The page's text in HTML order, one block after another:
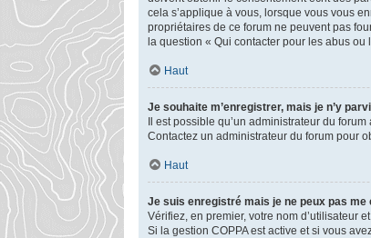
cela s’applique à vous, lorsque vous vous
propriétaires de ce forum ne peuvent pas
la question « Qui contacter pour les abus
Haut
Je souhaite m’enregistrer, mais je n’y
Il est possible qu’un administrateur du
Contactez un administrateur du forum pour
Haut
Je suis enregistré mais je ne peux pas me
Vérifiez, en premier, votre nom d’utilisateur
Si la gestion COPPA est active et si vous